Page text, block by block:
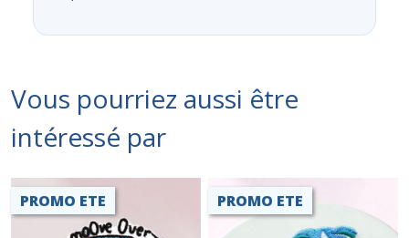
Vous pourriez aussi être
intéressé par
PROMO ETE PROMO ETE